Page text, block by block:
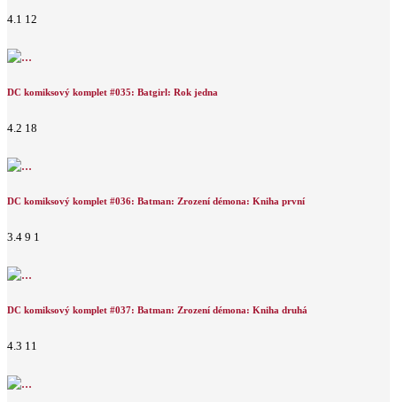
4.1 12
DC komiksový komplet #035: Batgirl: Rok jedna
4.2 18
DC komiksový komplet #036: Batman: Zrození démona: Kniha první
3.4 9 1
DC komiksový komplet #037: Batman: Zrození démona: Kniha druhá
4.3 11